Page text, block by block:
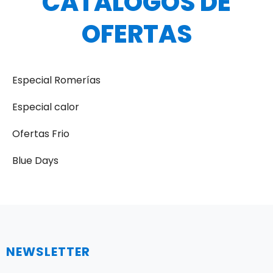
OFERTAS
Especial Romerías
Especial calor
Ofertas Frio
Blue Days
NEWSLETTER